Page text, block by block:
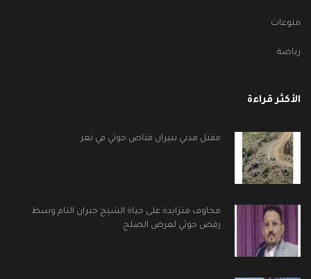
منوعات
رياضة
الأكثر قراءة
مقتل مدني بنيران قناص حوثي في تعز
مخاوف متزايدة على حياة الشيخ جبران التام وسط
رفض حوثي لعرض الصلح